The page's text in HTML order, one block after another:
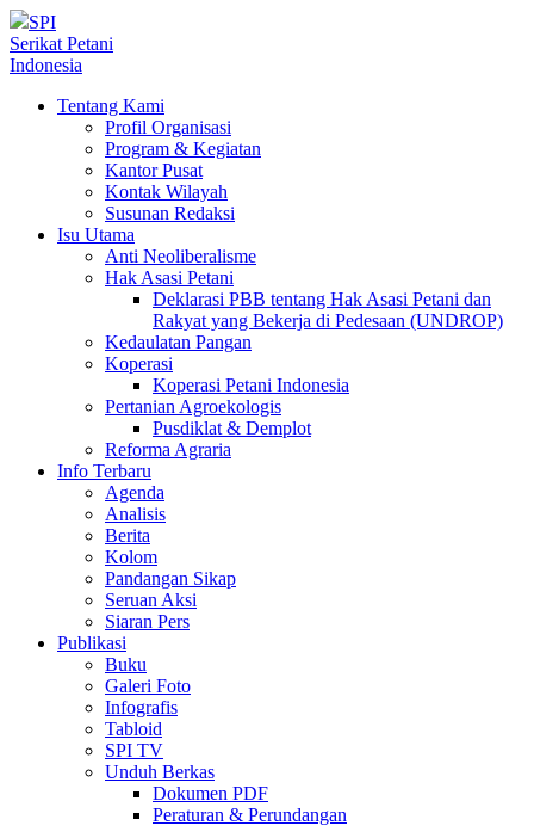
SPI
Serikat Petani
Indonesia
Tentang Kami
Profil Organisasi
Program & Kegiatan
Kantor Pusat
Kontak Wilayah
Susunan Redaksi
Isu Utama
Anti Neoliberalisme
Hak Asasi Petani
Deklarasi PBB tentang Hak Asasi Petani dan
Rakyat yang Bekerja di Pedesaan (UNDROP)
Kedaulatan Pangan
Koperasi
Koperasi Petani Indonesia
Pertanian Agroekologis
Pusdiklat & Demplot
Reforma Agraria
Info Terbaru
Agenda
Analisis
Berita
Kolom
Pandangan Sikap
Seruan Aksi
Siaran Pers
Publikasi
Buku
Galeri Foto
Infografis
Tabloid
SPI TV
Unduh Berkas
Dokumen PDF
Peraturan & Perundangan